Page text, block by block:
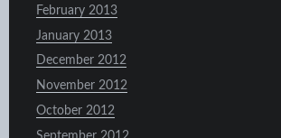
February 2013
January 2013
December 2012
November 2012
October 2012